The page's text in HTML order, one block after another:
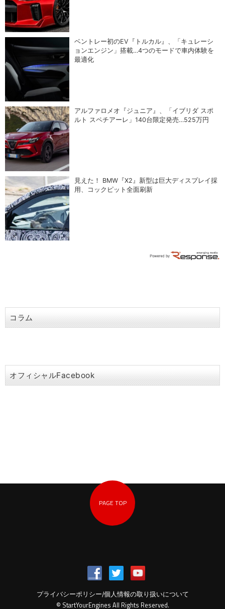
ベントレー初のEV『トルカル』、「キュレーシ
ョンエンジン」搭載…4つのモードで車内体験を
最適化
アルファロメオ『ジュニア』、「イブリダ スポ
ルト スペチアーレ」140台限定発売…525万円
見えた！ BMW『X2』新型は巨大ディスプレイ採
用、コックピット全面刷新
コラム
オフィシャルFacebook
PAGE TOP
© StartYourEngines All Rights Reserved.
プライバシーポリシー/個人情報の取り扱いについて